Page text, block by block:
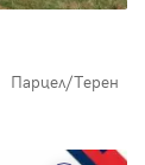
Парцел/Терен